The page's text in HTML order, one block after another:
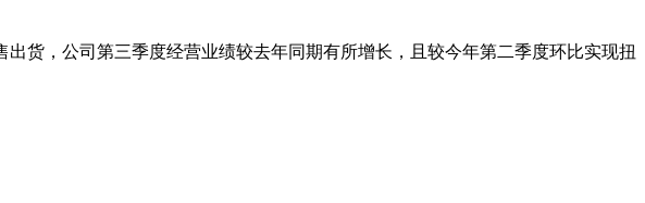
货，公司第三季度经营业绩较去年同期有所增长，且较今年第二季度环比实现扭